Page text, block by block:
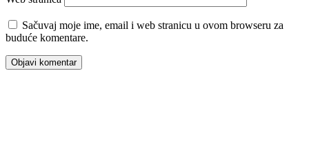
Sačuvaj moje ime, email i web stranicu u ovom browseru za
buduće komentare.